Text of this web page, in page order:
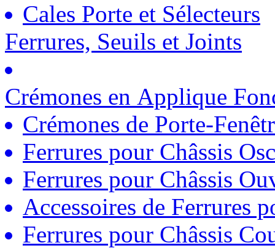
Cales Porte et Sélecteurs
Ferrures, Seuils et Joints
Crémones en Applique
Crémones de Porte-
Ferrures pour Châssis
Ferrures pour Châssis
Accessoires de Ferrures
Ferrures pour Châssis